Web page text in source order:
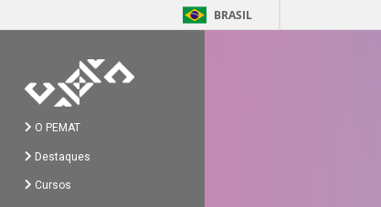
BRASIL
O PEMAT
Destaques
Cursos